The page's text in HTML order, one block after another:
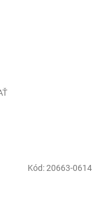
Kód:20663-0614